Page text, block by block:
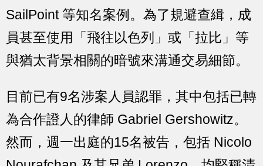
SailPoint 等知名案例。為了規避查緝，成
員甚至使用「飛往以色列」或「拉比」等
與猶太背景相關的暗號來溝通交易細節。
目前已有9名涉案人員認罪，其中包括已轉
為合作證人的律師 Gabriel Gershowitz。
然而，週一出庭的15名被告，包括 Nicolo